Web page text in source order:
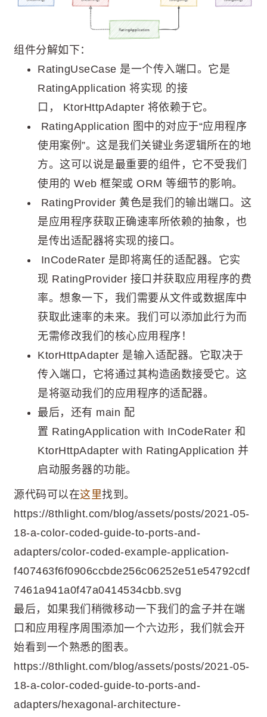
组件分解如下：
RatingUseCase 是一个传入端口。它是
RatingApplication 将实现 的接
口， KtorHttpAdapter 将依赖于它。
RatingApplication 图中的对应于“应用程序
使用案例”。这是我们关键业务逻辑所在的地
方。这可以说是最重要的组件，它不受我们
使用的 Web 框架或 ORM 等细节的影响。
RatingProvider 黄色是我们的输出端口。这
是应用程序获取正确速率所依赖的抽象，也
是传出适配器将实现的接口。
InCodeRater 是即将离任的适配器。它实
现 RatingProvider 接口并获取应用程序的费
率。想象一下，我们需要从文件或数据库中
获取此速率的未来。我们可以添加此行为而
无需修改我们的核心应用程序！
KtorHttpAdapter 是输入适配器。它取决于
传入端口，它将通过其构造函数接受它。这
是将驱动我们的应用程序的适配器。
最后，还有 main 配
置 RatingApplication with InCodeRater 和
KtorHttpAdapter with RatingApplication 并
启动服务器的功能。
源代码可以在这里找到。
https://8thlight.com/blog/assets/posts/2021-05-
18-a-color-coded-guide-to-ports-and-
adapters/color-coded-example-application-
f407463f6f0906ccbde256c06252e51e54792cdf
7461a941a0f47a0414534cbb.svg
最后，如果我们稍微移动一下我们的盒子并在端
口和应用程序周围添加一个六边形，我们就会开
始看到一个熟悉的图表。
https://8thlight.com/blog/assets/posts/2021-05-
18-a-color-coded-guide-to-ports-and-
adapters/hexagonal-architecture-